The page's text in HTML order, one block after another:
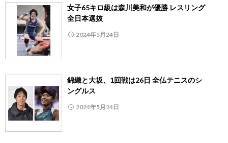
女子65キロ級は森川美和が優勝 レスリング
全日本選抜
2024年5月24日
錦織と大坂、1回戦は26日 全仏テニスのシ
ングルス
2024年5月24日